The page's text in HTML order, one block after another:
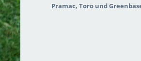
Pramac, Toro und